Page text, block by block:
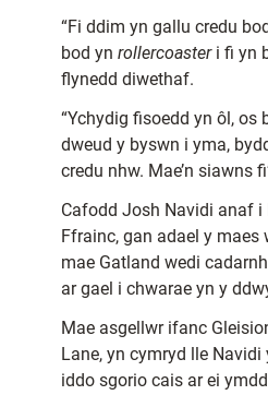
“Fi ddim yn gallu credu
bod yn rollercoasteri fi yn
flynedd diwethaf.
“Ychydig fisoedd yn ôl, os
dweud y byswn i yma,
credu nhw. Mae’n siawns
Cafodd Josh Navidi anaf i
Ffrainc, gan adael y maes
mae Gatland wedi
ar gael i chwarae yn y
Mae asgellwr ifanc
Lane, yn cymryd lle Navidi
iddo sgorio cais ar ei